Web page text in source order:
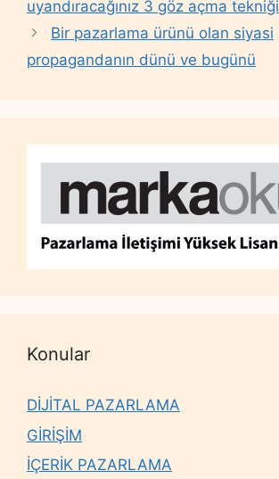
uyandıracağınız 3 göz açma tekniği
Bir pazarlama ürünü olan siyasi
propagandanın dünü ve bugünü
Konular
DİJİTAL PAZARLAMA
GİRİŞİM
İÇERİK PAZARLAMA